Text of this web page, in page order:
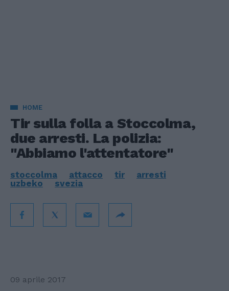
HOME
Tir sulla folla a Stoccolma,
due arresti. La polizia:
"Abbiamo l'attentatore"
stoccolma attacco tir
arresti
uzbeko
svezia
09 aprile 2017